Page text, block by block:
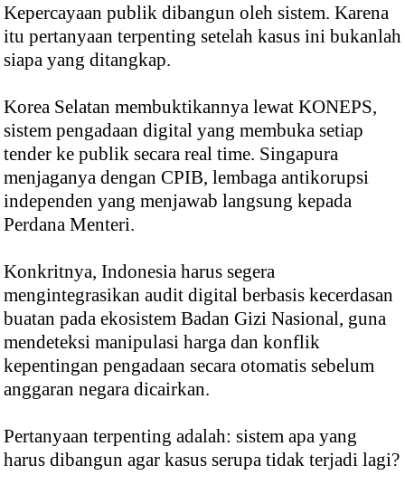
Kepercayaan publik dibangun oleh sistem. Karena
itu pertanyaan terpenting setelah kasus ini bukanlah
siapa yang ditangkap.
Korea Selatan membuktikannya lewat KONEPS,
sistem pengadaan digital yang membuka setiap
tender ke publik secara real time. Singapura
menjaganya dengan CPIB, lembaga antikorupsi
independen yang menjawab langsung kepada
Perdana Menteri.
Konkritnya, Indonesia harus segera
mengintegrasikan audit digital berbasis kecerdasan
buatan pada ekosistem Badan Gizi Nasional, guna
mendeteksi manipulasi harga dan konflik
kepentingan pengadaan secara otomatis sebelum
anggaran negara dicairkan.
Pertanyaan terpenting adalah: sistem apa yang
harus dibangun agar kasus serupa tidak terjadi lagi?